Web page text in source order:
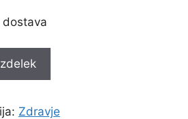
dostava
Zdravje